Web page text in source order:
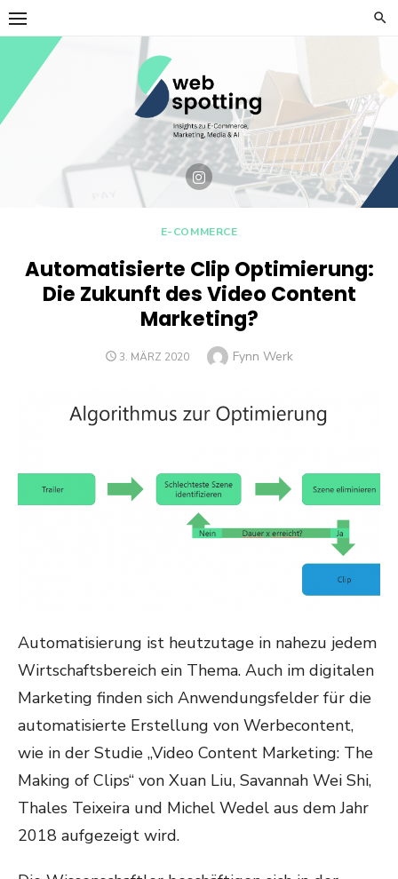
Skip
to
content
E-COMMERCE
Automatisierte Clip Optimierung:
Die Zukunft des Video Content
Marketing?
POSTED
3. MÄRZ 2020 Author
Fynn Werk
Automatisierung ist heutzutage in nahezu jedem
Wirtschaftsbereich ein Thema. Auch im digitalen
Marketing finden sich Anwendungsfelder für die
automatisierte Erstellung von Werbecontent,
wie in der Studie „Video Content Marketing: The
Making of Clips“ von Xuan Liu, Savannah Wei Shi,
Thales Teixeira und Michel Wedel aus dem Jahr
2018 aufgezeigt wird.